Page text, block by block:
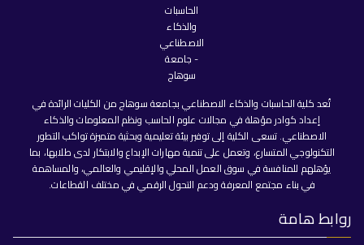
تُعد كلية الحاسبات والذكاء الاصطناعي بجامعة سوهاج من الكليات الرائدة في
إعداد كوادر مؤهلة في مجالات علوم الحاسب ونظم المعلومات والذكاء
الاصطناعي. تسعى الكلية إلى توفير بيئة تعليمية وبحثية متميزة تواكب التطور
التكنولوجي المتسارع، وتعمل على تنمية مهارات الإبداع والابتكار لدى طلابها، بما
يؤهلهم للمنافسة في سوق العمل المحلي والإقليمي والعالمي، والمساهمة
في بناء مجتمع المعرفة ودعم التحول الرقمي في مختلف القطاعات.
روابط هامة